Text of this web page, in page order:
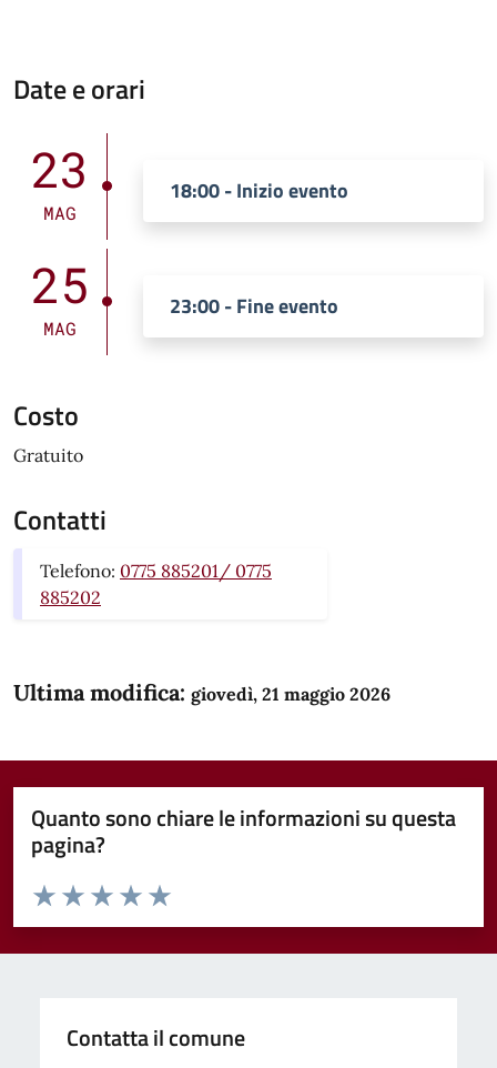
Date e orari
23
MAG
18:00 - Inizio evento
25
MAG
23:00 - Fine evento
Costo
Gratuito
Contatti
Telefono: 0775 885201/ 0775
885202
Ultima modifica: giovedì, 21 maggio 2026
Quanto sono chiare le informazioni su questa
pagina?
Domanda
Valuta da 1 a 5 stelle la pagina
Valuta 5 stelle su 5
Valuta 4 stelle su 5
Valuta 3 stelle su 5
Valuta 2 stelle su 5
Valuta 1 stelle su 5
Contatta il comune